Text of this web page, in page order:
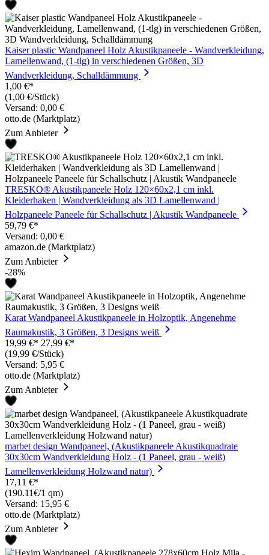
Kaiser plastic Wandpaneel Holz Akustikpaneele - Wandverkleidung,
Lamellenwand, (1-tlg) in verschiedenen Größen, 3D
Wandverkleidung, Schalldämmung
1,00 €*
(1,00 €/Stück)
Versand: 0,00 €
otto.de (Marktplatz)
Zum Anbieter
TRESKO® Akustikpaneele Holz 120×60x2,1 cm inkl.
Kleiderhaken | Wandverkleidung als 3D Lamellenwand |
Holzpaneele Paneele für Schallschutz | Akustik Wandpaneele
59,79 €*
Versand: 0,00 €
amazon.de (Marktplatz)
Zum Anbieter
-28%
Karat Wandpaneel Akustikpaneele in Holzoptik, Angenehme
Raumakustik, 3 Größen, 3 Designs weiß
19,99 €* 27,99 €*
(19,99 €/Stück)
Versand: 5,95 €
otto.de (Marktplatz)
Zum Anbieter
marbet design Wandpaneel, (Akustikpaneele Akustikquadrate
30x30cm Wandverkleidung Holz - (1 Paneel, grau - weiß)
Lamellenverkleidung Holzwand natur)
17,11 €*
(190.11€/1 qm)
Versand: 15,95 €
otto.de (Marktplatz)
Zum Anbieter